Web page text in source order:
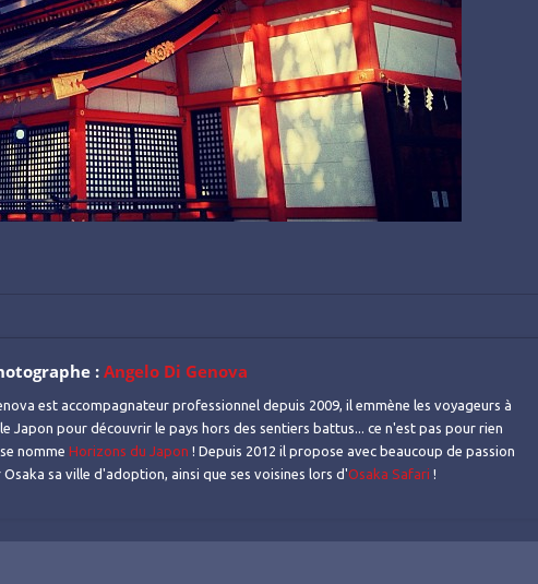
: Angelo Di Genova
est accompagnateur professionnel depuis 2009, il emmène les voyageurs à
Japon pour découvrir le pays hors des sentiers battus... ce n'est pas pour rien
nomme Horizons du Japon ! Depuis 2012 il propose avec beaucoup de passion
sa ville d'adoption, ainsi que ses voisines lors d'Osaka Safari !